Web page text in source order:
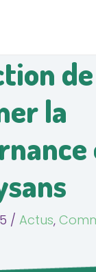
de
la
/ Actus,